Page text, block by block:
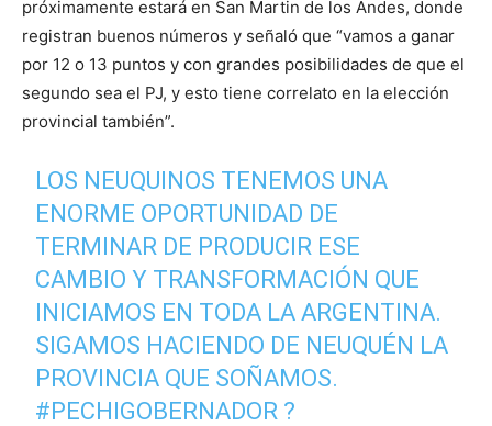
próximamente estará en San Martin de los Andes, donde
registran buenos números y señaló que “vamos a ganar
por 12 o 13 puntos y con grandes posibilidades de que el
segundo sea el PJ, y esto tiene correlato en la elección
provincial también”.
LOS NEUQUINOS TENEMOS UNA
ENORME OPORTUNIDAD DE
TERMINAR DE PRODUCIR ESE
CAMBIO Y TRANSFORMACIÓN QUE
INICIAMOS EN TODA LA ARGENTINA.
SIGAMOS HACIENDO DE NEUQUÉN LA
PROVINCIA QUE SOÑAMOS.
#PECHIGOBERNADOR ?